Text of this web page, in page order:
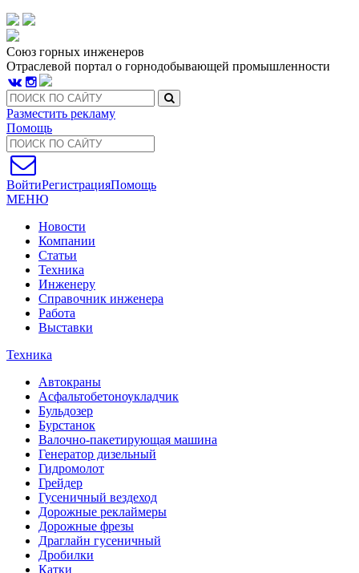
Союз горных инженеров
Отраслевой портал о горнодобывающей промышленности
Разместить рекламу
Помощь
ВойтиРегистрацияПомощь
МЕНЮ
Новости
Компании
Статьи
Техника
Инженеру
Справочник инженера
Работа
Выставки
Техника
Автокраны
Асфальтобетоноукладчик
Бульдозер
Бурстанок
Валочно-пакетирующая машина
Генератор дизельный
Гидромолот
Грейдер
Гусеничный вездеход
Дорожные реклаймеры
Дорожные фрезы
Драглайн гусеничный
Дробилки
Катки